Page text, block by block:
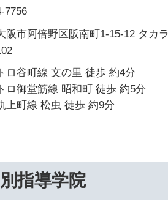
7756
阪市阿倍野区阪南町1-15-12 タカラ
ロ谷町線 文の里 徒歩 約4分
ロ御堂筋線 昭和町 徒歩 約5分
上町線 松虫 徒歩 約9分
指導学院